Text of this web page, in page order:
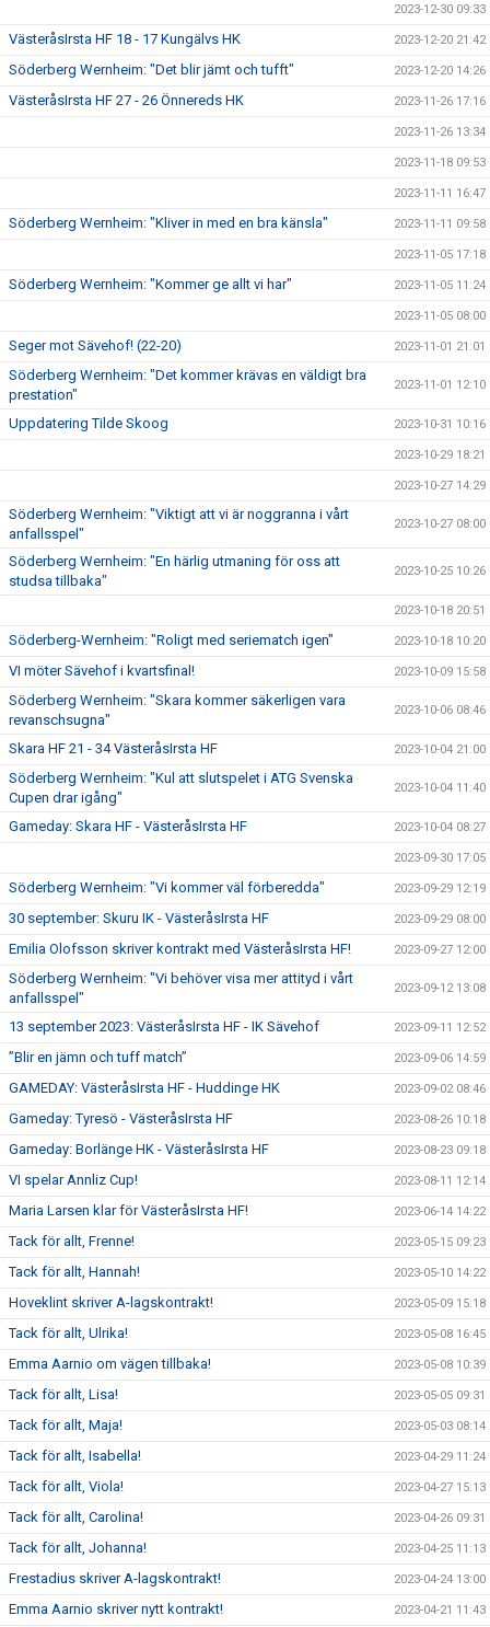
2023-12-30 09:33
VästeråsIrsta HF 18 - 17 Kungälvs HK 2023-12-20 21:42
Söderberg Wernheim: "Det blir jämt och tufft" 2023-12-20 14:26
VästeråsIrsta HF 27 - 26 Önnereds HK 2023-11-26 17:16
2023-11-26 13:34
2023-11-18 09:53
2023-11-11 16:47
Söderberg Wernheim: "Kliver in med en bra känsla" 2023-11-11 09:58
2023-11-05 17:18
Söderberg Wernheim: "Kommer ge allt vi har" 2023-11-05 11:24
2023-11-05 08:00
Seger mot Sävehof! (22-20) 2023-11-01 21:01
Söderberg Wernheim: "Det kommer krävas en väldigt bra
prestation"
2023-11-01 12:10
Uppdatering Tilde Skoog 2023-10-31 10:16
2023-10-29 18:21
2023-10-27 14:29
Söderberg Wernheim: "Viktigt att vi är noggranna i vårt
anfallsspel"
2023-10-27 08:00
Söderberg Wernheim: "En härlig utmaning för oss att
studsa tillbaka"
2023-10-25 10:26
2023-10-18 20:51
Söderberg-Wernheim: "Roligt med seriematch igen" 2023-10-18 10:20
VI möter Sävehof i kvartsfinal! 2023-10-09 15:58
Söderberg Wernheim: "Skara kommer säkerligen vara
revanschsugna"
2023-10-06 08:46
Skara HF 21 - 34 VästeråsIrsta HF 2023-10-04 21:00
Söderberg Wernheim: "Kul att slutspelet i ATG Svenska
Cupen drar igång"
2023-10-04 11:40
Gameday: Skara HF - VästeråsIrsta HF 2023-10-04 08:27
2023-09-30 17:05
Söderberg Wernheim: "Vi kommer väl förberedda" 2023-09-29 12:19
30 september: Skuru IK - VästeråsIrsta HF 2023-09-29 08:00
Emilia Olofsson skriver kontrakt med VästeråsIrsta HF! 2023-09-27 12:00
Söderberg Wernheim: "Vi behöver visa mer attityd i vårt
anfallsspel"
2023-09-12 13:08
13 september 2023: VästeråsIrsta HF - IK Sävehof 2023-09-11 12:52
”Blir en jämn och tuff match” 2023-09-06 14:59
GAMEDAY: VästeråsIrsta HF - Huddinge HK 2023-09-02 08:46
Gameday: Tyresö - VästeråsIrsta HF 2023-08-26 10:18
Gameday: Borlänge HK - VästeråsIrsta HF 2023-08-23 09:18
VI spelar Annliz Cup! 2023-08-11 12:14
Maria Larsen klar för VästeråsIrsta HF! 2023-06-14 14:22
Tack för allt, Frenne! 2023-05-15 09:23
Tack för allt, Hannah! 2023-05-10 14:22
Hoveklint skriver A-lagskontrakt! 2023-05-09 15:18
Tack för allt, Ulrika! 2023-05-08 16:45
Emma Aarnio om vägen tillbaka! 2023-05-08 10:39
Tack för allt, Lisa! 2023-05-05 09:31
Tack för allt, Maja! 2023-05-03 08:14
Tack för allt, Isabella! 2023-04-29 11:24
Tack för allt, Viola! 2023-04-27 15:13
Tack för allt, Carolina! 2023-04-26 09:31
Tack för allt, Johanna! 2023-04-25 11:13
Frestadius skriver A-lagskontrakt! 2023-04-24 13:00
Emma Aarnio skriver nytt kontrakt! 2023-04-21 11:43